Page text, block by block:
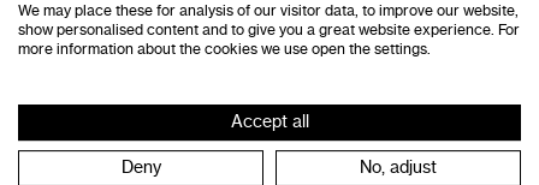
Neem tijdens de kantooruren rechtstreeks contact
op met onze klantendienst.
We may place these for analysis of our visitor data, to improve our website,
show personalised content and to give you a great website experience. For
more information about the cookies we use open the settings.
Accept all
Deny No, adjust